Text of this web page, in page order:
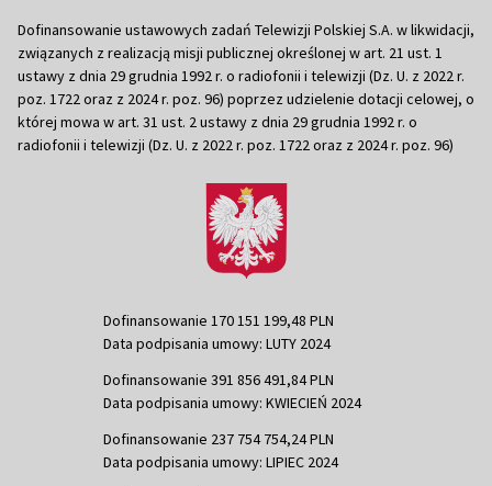
Dofinansowanie ustawowych zadań Telewizji Polskiej S.A. w likwidacji,
związanych z realizacją misji publicznej określonej w art. 21 ust. 1
ustawy z dnia 29 grudnia 1992 r. o radiofonii i telewizji (Dz. U. z 2022 r.
poz. 1722 oraz z 2024 r. poz. 96) poprzez udzielenie dotacji celowej, o
której mowa w art. 31 ust. 2 ustawy z dnia 29 grudnia 1992 r. o
radiofonii i telewizji (Dz. U. z 2022 r. poz. 1722 oraz z 2024 r. poz. 96)
Dofinansowanie 170 151 199,48 PLN
Data podpisania umowy: LUTY 2024
Dofinansowanie 391 856 491,84 PLN
Data podpisania umowy: KWIECIEŃ 2024
Dofinansowanie 237 754 754,24 PLN
Data podpisania umowy: LIPIEC 2024